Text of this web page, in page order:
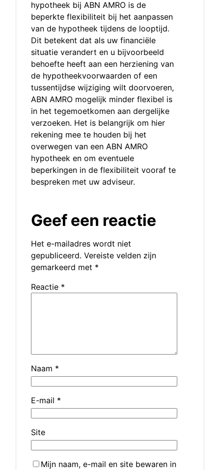
hypotheek bij ABN AMRO is de
beperkte flexibiliteit bij het aanpassen
van de hypotheek tijdens de looptijd.
Dit betekent dat als uw financiële
situatie verandert en u bijvoorbeeld
behoefte heeft aan een herziening van
de hypotheekvoorwaarden of een
tussentijdse wijziging wilt doorvoeren,
ABN AMRO mogelijk minder flexibel is
in het tegemoetkomen aan dergelijke
verzoeken. Het is belangrijk om hier
rekening mee te houden bij het
overwegen van een ABN AMRO
hypotheek en om eventuele
beperkingen in de flexibiliteit vooraf te
bespreken met uw adviseur.
Geef een reactie
Het e-mailadres wordt niet
gepubliceerd. Vereiste velden zijn
gemarkeerd met *
Reactie *
Naam *
E-mail *
Site
Mijn naam, e-mail en site bewaren in